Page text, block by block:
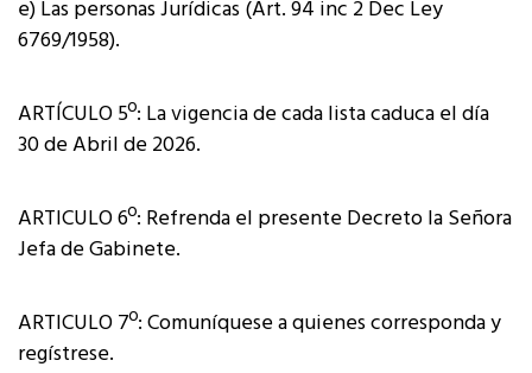
e) Las personas Jurídicas (Art. 94 inc 2 Dec Ley
6769/1958).
ARTÍCULO 5º: La vigencia de cada lista caduca el día
30 de Abril de 2026.
ARTICULO 6º: Refrenda el presente Decreto la Señora
Jefa de Gabinete.
ARTICULO 7º: Comuníquese a quienes corresponda y
regístrese.